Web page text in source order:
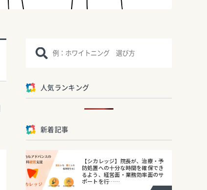
人気ランキング
新着記事
【シカレッジ】院長が、治療・予
防処置への十分な時間を確保でき
るよう、経営面・業務効率面のサ
ポートを行……